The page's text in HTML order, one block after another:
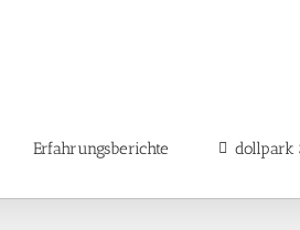
Erfahrungsberichte dollpark